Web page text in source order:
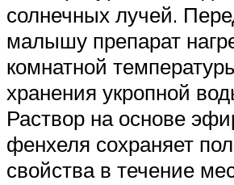
солнечных лучей.
малышу препарат
комнатной
хранения укропной
Раствор на основе
фенхеля сохраняет
свойства в течение